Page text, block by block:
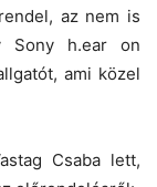
az nem is
Sony h.ear on
ami közel
Csaba lett,